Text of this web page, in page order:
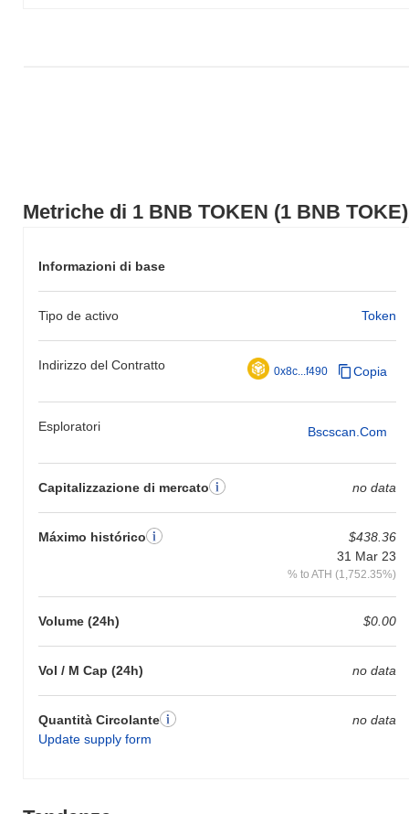
Metriche di 1 BNB TOKEN (1 BNB TOKE)
Informazioni di base
Tipo de activo Token
Indirizzo del Contratto 0x8c...f490 Copia
Esploratori Bscscan.com
Capitalizzazione di mercato no data
Máximo histórico
$438.36
31 Mar 23
% to ATH (1,752.35%)
Volume (24h) $0.00
Vol / M Cap (24h) no data
Quantità Circolante
Update supply form
no data